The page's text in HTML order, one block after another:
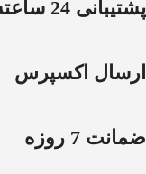
پشتیبانی 24 ساعته
ارسال اکسپرس
ضمانت 7 روزه